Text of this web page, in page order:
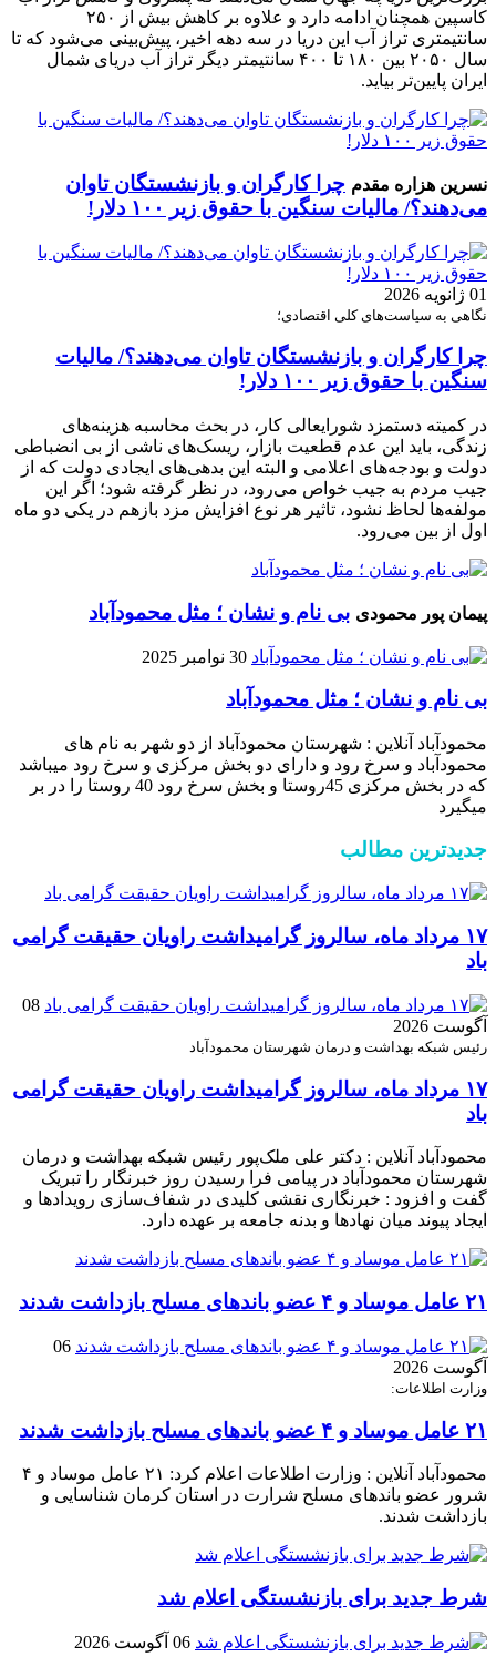
کاسپین همچنان ادامه دارد و علاوه بر کاهش بیش از ۲۵۰
سانتیمتری تراز آب این دریا در سه دهه اخیر، پیش‌بینی می‌شود که تا
سال ۲۰۵۰ بین ۱۸۰ تا ۴۰۰ سانتیمتر دیگر تراز آب دریای شمال
ایران پایین‌تر بیاید.
نسرین هزاره مقدم چرا کارگران و بازنشستگان تاوان
می‌دهند؟/ مالیات سنگین با حقوق زیر ۱۰۰ دلار!
01 ژانویه 2026
نگاهی به سیاست‌های کلی اقتصادی؛
چرا کارگران و بازنشستگان تاوان می‌دهند؟/ مالیات
سنگین با حقوق زیر ۱۰۰ دلار!
در کمیته دستمزد شورایعالی کار، در بحث محاسبه هزینه‌های
زندگی، باید این عدم قطعیت بازار، ریسک‌های ناشی از بی انضباطی
دولت و بودجه‌های اعلامی و البته این بدهی‌های ایجادی دولت که از
جیب مردم به جیب خواص می‌رود، در نظر گرفته شود؛ اگر این
مولفه‌ها لحاظ نشود، تاثیر هر نوع افزایش مزد بازهم در یکی دو ماه
اول از بین می‌رود.
پیمان پور محمودی بی نام و نشان ؛ مثل محمودآباد
30 نوامبر 2025
بی نام و نشان ؛ مثل محمودآباد
محمودآباد آنلاین : شهرستان محمودآباد از دو شهر به نام های
محمودآباد و ‌سرخ رود و دارای دو بخش مرکزی و سرخ رود میباشد
که در بخش مرکزی 45روستا و بخش سرخ رود 40 روستا را در بر
میگیرد
جدیدترین مطالب
۱۷ مرداد ماه، سالروز گرامیداشت راویان حقیقت گرامی
باد
08
آگوست 2026
رئیس شبکه بهداشت و درمان شهرستان محمودآباد
۱۷ مرداد ماه، سالروز گرامیداشت راویان حقیقت گرامی
باد
محمودآباد آنلاین : دکتر علی ملک‌پور رئیس شبکه بهداشت و درمان
شهرستان محمودآباد در پیامی فرا رسیدن روز خبرنگار را تبریک
گفت و افزود : خبرنگاری نقشی کلیدی در شفاف‌سازی رویدادها و
ایجاد پیوند میان نهادها و بدنه جامعه بر عهده دارد.
۲۱ عامل موساد و ۴ عضو باند‌های مسلح بازداشت شدند
06
آگوست 2026
وزارت اطلاعات:
۲۱ عامل موساد و ۴ عضو باند‌های مسلح بازداشت شدند
محمودآباد آنلاین : وزارت اطلاعات اعلام کرد: ۲۱ عامل موساد و ۴
شرور عضو باند‌های مسلح شرارت در استان کرمان شناسایی و
بازداشت شدند.
شرط جدید برای بازنشستگی اعلام شد
06 آگوست 2026